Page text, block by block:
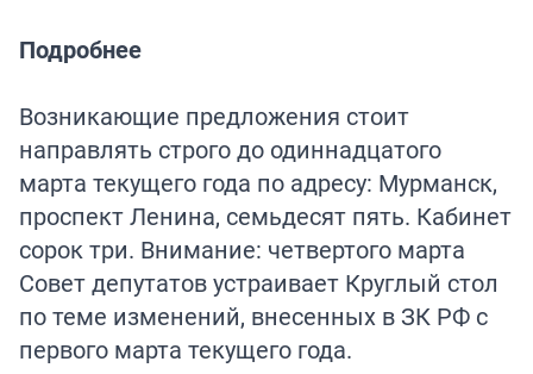
Подробнее
Возникающие предложения стоит
направлять строго до одиннадцатого
марта текущего года по адресу: Мурманск,
проспект Ленина, семьдесят пять. Кабинет
сорок три. Внимание: четвертого марта
Совет депутатов устраивает Круглый стол
по теме изменений, внесенных в ЗК РФ с
первого марта текущего года.